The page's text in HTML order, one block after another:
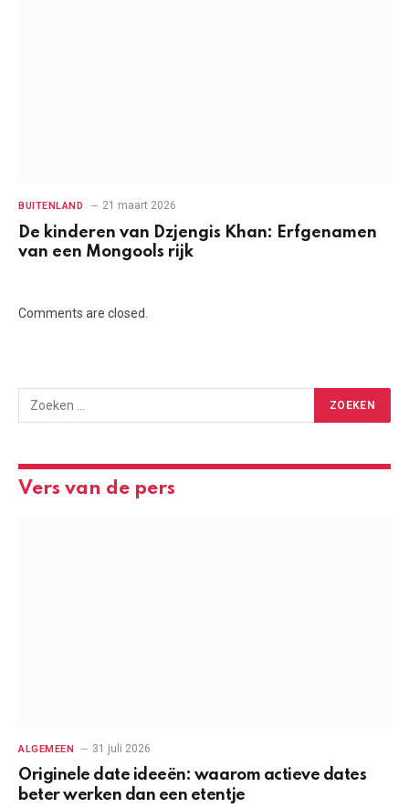
BUITENLAND 21 maart 2026
De kinderen van Dzjengis Khan: Erfgenamen
van een Mongools rijk
Comments are closed.
Vers van de pers
ALGEMEEN 31 juli 2026
Originele date ideeën: waarom actieve dates
beter werken dan een etentje